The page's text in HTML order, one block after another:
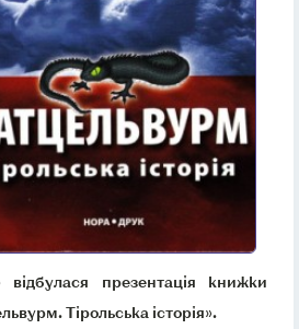
відбулася презентація книжки
Тірольська історія».